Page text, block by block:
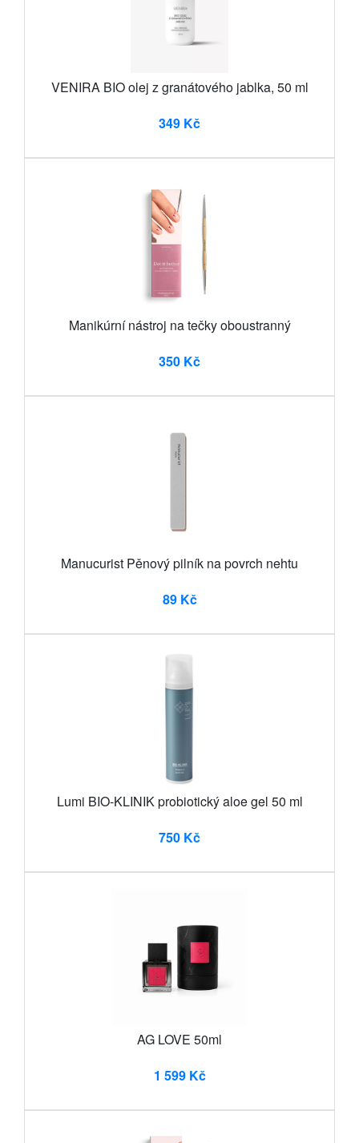
VENIRA BIO olej z granátového jablka, 50 ml
349 Kč
Manikúrní nástroj na tečky oboustranný
350 Kč
Manucurist Pěnový pilník na povrch nehtu
89 Kč
Lumi BIO-KLINIK probiotický aloe gel 50 ml
750 Kč
AG LOVE 50ml
1 599 Kč